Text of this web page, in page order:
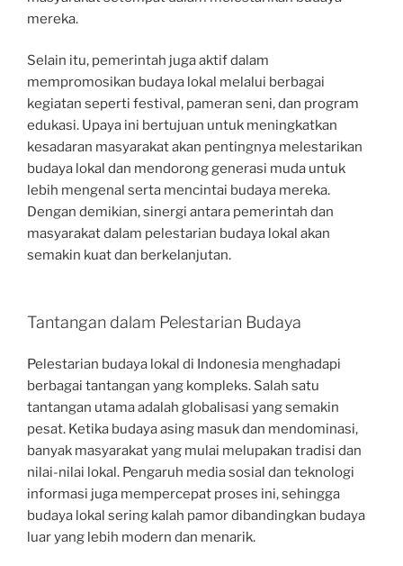
mereka.
Selain itu, pemerintah juga aktif dalam
mempromosikan budaya lokal melalui berbagai
kegiatan seperti festival, pameran seni, dan program
edukasi. Upaya ini bertujuan untuk meningkatkan
kesadaran masyarakat akan pentingnya melestarikan
budaya lokal dan mendorong generasi muda untuk
lebih mengenal serta mencintai budaya mereka.
Dengan demikian, sinergi antara pemerintah dan
masyarakat dalam pelestarian budaya lokal akan
semakin kuat dan berkelanjutan.
Tantangan dalam Pelestarian Budaya
Pelestarian budaya lokal di Indonesia menghadapi
berbagai tantangan yang kompleks. Salah satu
tantangan utama adalah globalisasi yang semakin
pesat. Ketika budaya asing masuk dan mendominasi,
banyak masyarakat yang mulai melupakan tradisi dan
nilai-nilai lokal. Pengaruh media sosial dan teknologi
informasi juga mempercepat proses ini, sehingga
budaya lokal sering kalah pamor dibandingkan budaya
luar yang lebih modern dan menarik.